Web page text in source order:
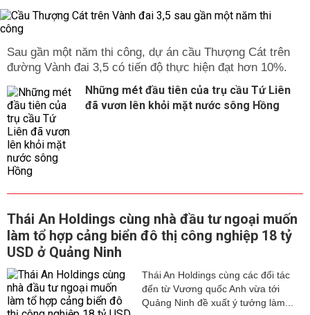
Sau gần một năm thi công, dự án cầu Thượng Cát trên
đường Vành đai 3,5 có tiến độ thực hiện đạt hơn 10%.
Những mét đầu tiên của trụ cầu Tứ Liên
đã vươn lên khỏi mặt nước sông Hồng
Thái An Holdings cùng nhà đầu tư ngoại muốn
làm tổ hợp cảng biển đô thị công nghiệp 18 tỷ
USD ở Quảng Ninh
Thái An Holdings cùng các đối tác
đến từ Vương quốc Anh vừa tới
Quảng Ninh đề xuất ý tưởng làm...